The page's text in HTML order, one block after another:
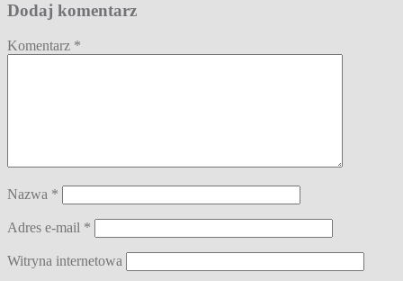
Dodaj komentarz
Komentarz *
Nazwa *
Adres e-mail *
Witryna internetowa